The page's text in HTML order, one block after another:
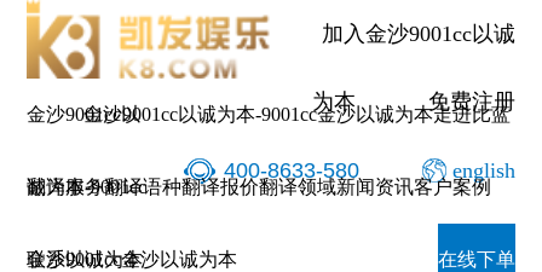
加入金沙9001cc以诚
为本 免费注册
400-8633-580 english
金沙9001cc以
诚为本-9001cc
金沙以诚为本
金沙9001cc以诚为本-9001cc金沙以诚为本走进比蓝
翻译服务翻译语种翻译报价翻译领域新闻资讯客户案例
联系9001cc金沙以诚为本 在线下单